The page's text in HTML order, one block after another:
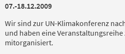
07.-18.12.2009
Wir sind zur UN-Klimakonferenz
und haben eine Veranstaltungsreihe
mitorganisiert.